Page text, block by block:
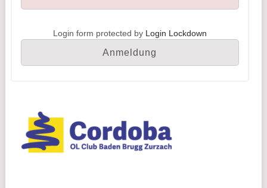
Login form protected by Login Lockdown